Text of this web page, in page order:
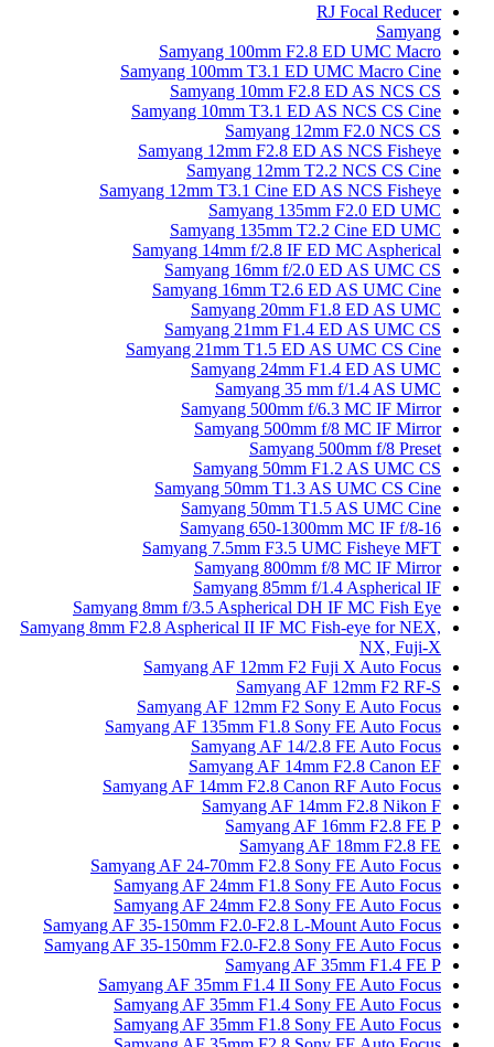
RJ Focal Reducer
Samyang
Samyang 100mm F2.8 ED UMC Macro
Samyang 100mm T3.1 ED UMC Macro Cine
Samyang 10mm F2.8 ED AS NCS CS
Samyang 10mm T3.1 ED AS NCS CS Cine
Samyang 12mm F2.0 NCS CS
Samyang 12mm F2.8 ED AS NCS Fisheye
Samyang 12mm T2.2 NCS CS Cine
Samyang 12mm T3.1 Cine ED AS NCS Fisheye
Samyang 135mm F2.0 ED UMC
Samyang 135mm T2.2 Cine ED UMC
Samyang 14mm f/2.8 IF ED MC Aspherical
Samyang 16mm f/2.0 ED AS UMC CS
Samyang 16mm T2.6 ED AS UMC Cine
Samyang 20mm F1.8 ED AS UMC
Samyang 21mm F1.4 ED AS UMC CS
Samyang 21mm T1.5 ED AS UMC CS Cine
Samyang 24mm F1.4 ED AS UMC
Samyang 35 mm f/1.4 AS UMC
Samyang 500mm f/6.3 MC IF Mirror
Samyang 500mm f/8 MC IF Mirror
Samyang 500mm f/8 Preset
Samyang 50mm F1.2 AS UMC CS
Samyang 50mm T1.3 AS UMC CS Cine
Samyang 50mm T1.5 AS UMC Cine
Samyang 650-1300mm MC IF f/8-16
Samyang 7.5mm F3.5 UMC Fisheye MFT
Samyang 800mm f/8 MC IF Mirror
Samyang 85mm f/1.4 Aspherical IF
Samyang 8mm f/3.5 Aspherical DH IF MC Fish Eye
Samyang 8mm F2.8 Aspherical II IF MC Fish-eye for NEX,
NX, Fuji-X
Samyang AF 12mm F2 Fuji X Auto Focus
Samyang AF 12mm F2 RF-S
Samyang AF 12mm F2 Sony E Auto Focus
Samyang AF 135mm F1.8 Sony FE Auto Focus
Samyang AF 14/2.8 FE Auto Focus
Samyang AF 14mm F2.8 Canon EF
Samyang AF 14mm F2.8 Canon RF Auto Focus
Samyang AF 14mm F2.8 Nikon F
Samyang AF 16mm F2.8 FE P
Samyang AF 18mm F2.8 FE
Samyang AF 24-70mm F2.8 Sony FE Auto Focus
Samyang AF 24mm F1.8 Sony FE Auto Focus
Samyang AF 24mm F2.8 Sony FE Auto Focus
Samyang AF 35-150mm F2.0-F2.8 L-Mount Auto Focus
Samyang AF 35-150mm F2.0-F2.8 Sony FE Auto Focus
Samyang AF 35mm F1.4 FE P
Samyang AF 35mm F1.4 II Sony FE Auto Focus
Samyang AF 35mm F1.4 Sony FE Auto Focus
Samyang AF 35mm F1.8 Sony FE Auto Focus